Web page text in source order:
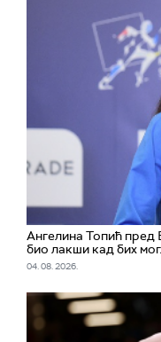
Ангелина Топић
био лакши кад бих
04. 08. 2026.